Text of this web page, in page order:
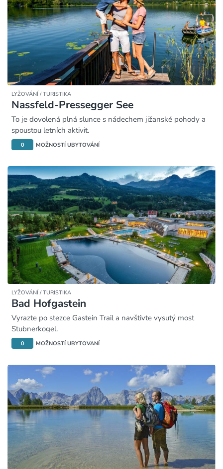
LYŽOVÁNÍ / TURISTIKA
Nassfeld-Pressegger See
To je dovolená plná slunce s nádechem jižanské pohody a
spoustou letních aktivit.
0 MOŽNOSTÍ UBYTOVÁNÍ
LYŽOVÁNÍ / TURISTIKA
Bad Hofgastein
Vyrazte po stezce Gastein Trail a navštivte vysutý most
Stubnerkogel.
0 MOŽNOSTÍ UBYTOVANÍ